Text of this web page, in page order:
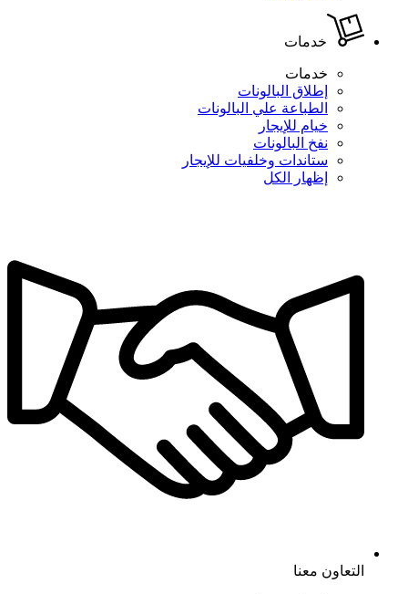
خدمات
خدمات
إطلاق البالونات
الطباعة علي البالونات
خيام للإيجار
نفخ البالونات
ستاندات وخلفيات للإيجار
إظهار الكل
التعاون معنا